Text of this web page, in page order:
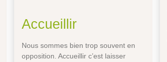
Accueillir
Nous sommes bien trop souvent en
opposition. Accueillir c’est laisser